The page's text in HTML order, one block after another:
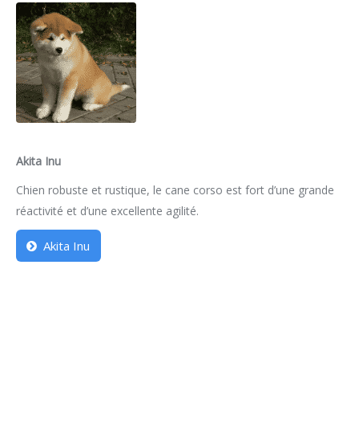
Akita Inu
Chien robuste et rustique, le cane corso est fort d’une grande
réactivité et d’une excellente agilité.
Akita Inu